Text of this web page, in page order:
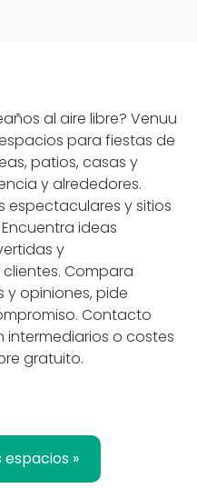
al aire libre? Venuu
para fiestas de
patios, casas y
y alrededores.
espectaculares y sitios
ideas
y
Compara
opiniones, pide
Contacto
intermediarios o costes
gratuito.
»